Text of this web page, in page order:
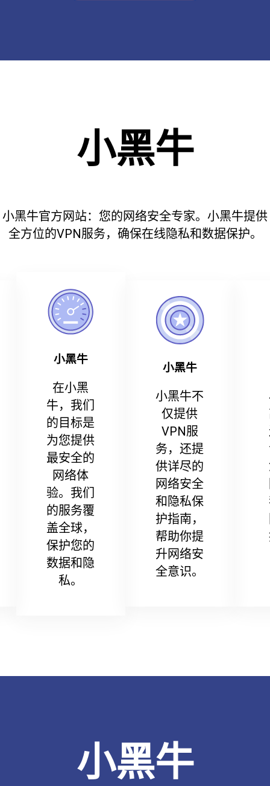
小黑牛
小黑牛官方网站：您的网络安全专家。小黑牛提供
全方位的VPN服务，确保在线隐私和数据保护。
小黑牛
在小黑
牛，我们
的目标是
为您提供
最安全的
网络体
验。我们
的服务覆
盖全球，
保护您的
数据和隐
私。
小黑牛
小黑牛不
仅提供
VPN服
务，还提
供详尽的
网络安全
和隐私保
护指南，
帮助你提
升网络安
全意识。
小黑牛